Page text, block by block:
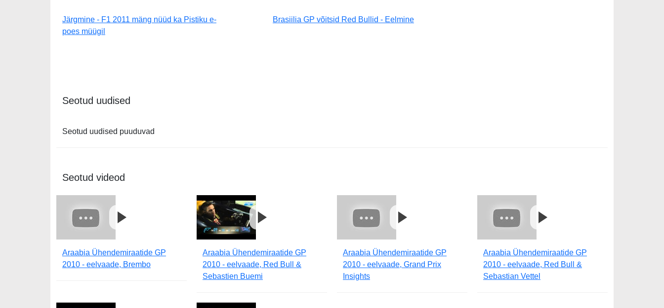
Järgmine - F1 2011 mäng nüüd ka Pistiku e-
poes müügil
Brasiilia GP võitsid Red Bullid - Eelmine
Seotud uudised
Seotud uudised puuduvad
Seotud videod
Araabia Ühendemiraatide GP
2010 - eelvaade, Brembo
Araabia Ühendemiraatide GP
2010 - eelvaade, Red Bull &
Sebastien Buemi
Araabia Ühendemiraatide GP
2010 - eelvaade, Grand Prix
Insights
Araabia Ühendemiraatide GP
2010 - eelvaade, Red Bull &
Sebastian Vettel